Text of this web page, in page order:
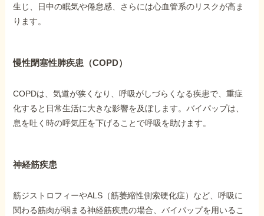
生じ、日中の眠気や倦怠感、さらには心血管系のリスクが高ま
ります。
慢性閉塞性肺疾患（COPD）
COPDは、気道が狭くなり、呼吸がしづらくなる疾患で、重症
化すると日常生活に大きな影響を及ぼします。バイパップは、
息を吐く時の呼気圧を下げることで呼吸を助けます。
神経筋疾患
筋ジストロフィーやALS（筋萎縮性側索硬化症）など、呼吸に
関わる筋肉が弱まる神経筋疾患の場合、バイパップを用いるこ